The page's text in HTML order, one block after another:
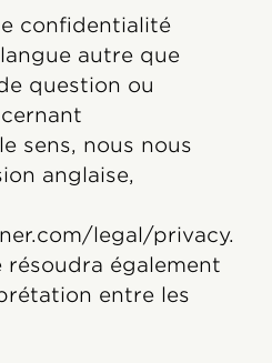
confidentialité
autre que
question ou
sens, nous nous
anglaise,
legal/privacy.
résoudra également
entre les